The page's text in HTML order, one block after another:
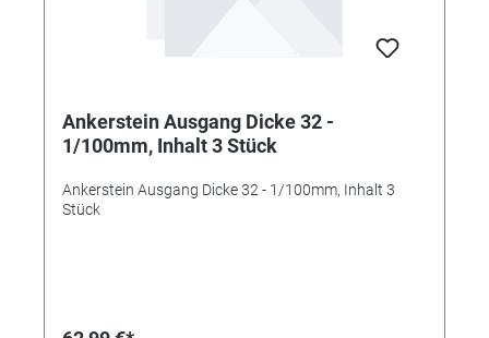
Ankerstein Ausgang Dicke 32 -
1/100mm, Inhalt 3 Stück
Ankerstein Ausgang Dicke 32 - 1/100mm, Inhalt 3
Stück